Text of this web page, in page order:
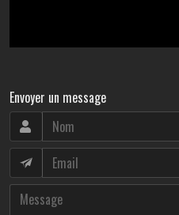
Envoyer un message